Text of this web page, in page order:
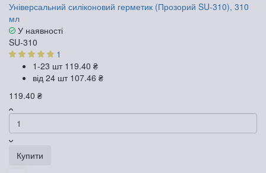
Універсальний силіконовий герметик (Прозорий SU-310), 310
мл
У наявності
SU-310
1
1-23 шт 119.40 ₴
від 24 шт 107.46 ₴
119.40 ₴
Купити